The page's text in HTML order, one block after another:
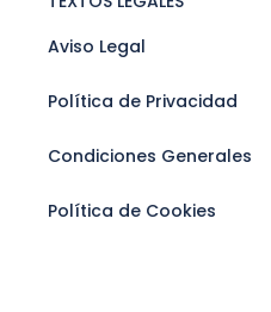
Aviso Legal
Política de Privacidad
Condiciones Generales
Política de Cookies